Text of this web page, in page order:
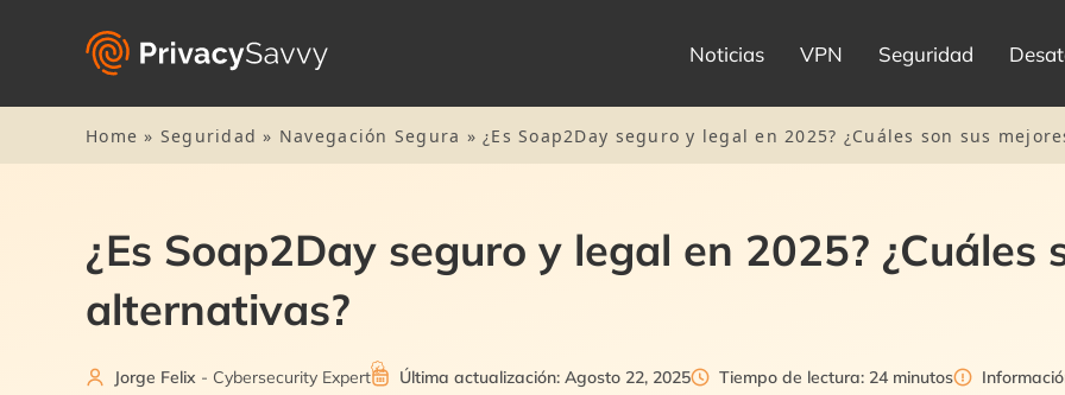
Noticias VPN Seguridad
Home » Seguridad » Navegación Segura »¿Es Soap2Day seguro y legal en 2025? ¿Cuáles son sus
¿Es Soap2Day seguro y legal en 2025? ¿Cuáles
alternativas?
Jorge Felix - Cybersecurity Expert Última actualización: Agosto 22, 2025 Tiempo de lectura: 24 minutos